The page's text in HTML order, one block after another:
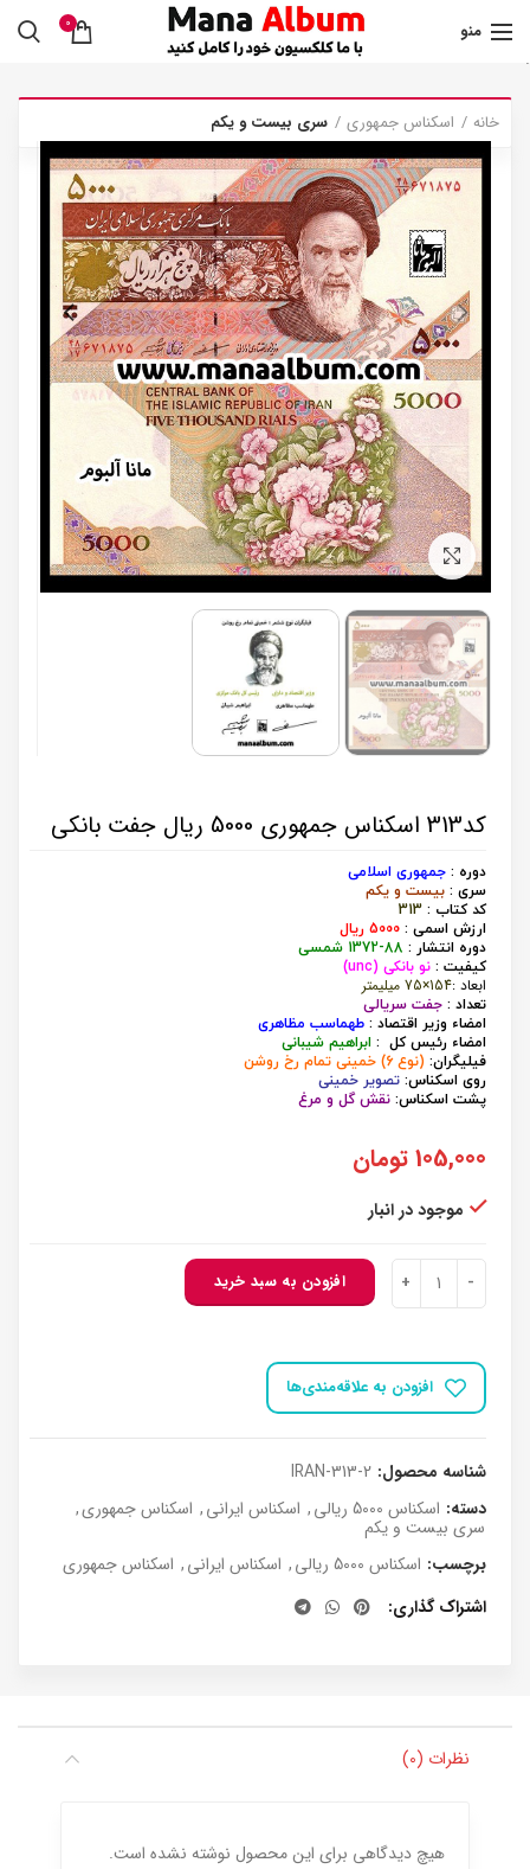
منو 0
.
خانه اسکناس جمهوری سری بیست و یکم
برای بزرگنمایی کلیک کنید
کد313 اسکناس جمهوری 5000 ریال جفت بانکی
دوره : جمهوری اسلامی
سری : بیست و یکم
کد کتاب : 313
ارزش اسمی :
5000 ریال
دوره انتشار : 88-1372 شمسی
کیفیت : نو بانکی (unc)
ابعاد :154×75 میلیمتر
تعداد : جفت سریالی
امضاء وزیر اقتصاد : طهماسب مظاهری
امضاء رئیس کل : ابراهیم شیبانی
فیلیگران: (نوع 6) خمینی تمام رخ روشن
روی اسکناس: تصویر خمینی
پشت اسکناس: نقش گل و مرغ
105,000تومان
موجود در انبار
کد313 اسکناس جمهوری 5000 ریال جفت بانکی عدد افزودن به سبد خرید
افزودن به علاقه‌مندی‌ها
شناسه محصول: IRAN-313-2
دسته: اسکناس 5000 ریالی , اسکناس ایرانی, اسکناس جمهوری,
سری بیست و یکم
برچسب: اسکناس 5000 ریالی , اسکناس ایرانی, اسکناس جمهوری
اشتراک گذاری
نظرات (0)
هیچ دیدگاهی برای این محصول نوشته نشده است.